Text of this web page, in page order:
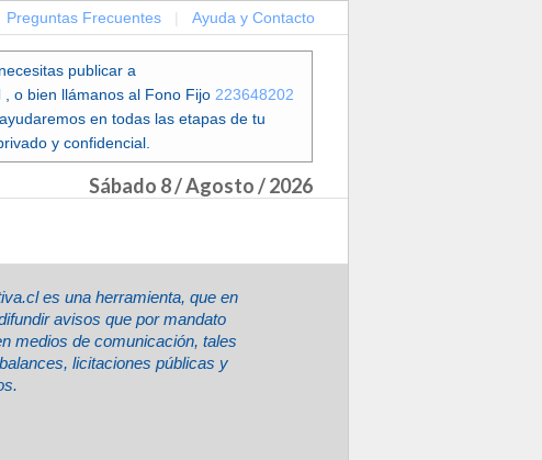
Preguntas Frecuentes Ayuda y Contacto
publicar a
, o bien llámanos al Fono Fijo 223648202
en todas las etapas de tu
y confidencial.
Sábado 8 / Agosto / 2026
es una herramienta, que en
avisos que por mandato
medios de comunicación, tales
licitaciones públicas y